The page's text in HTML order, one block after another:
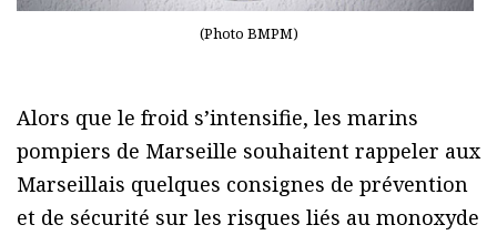
(Photo BMPM)
Alors que le froid s’intensifie, les marins
pompiers de Marseille souhaitent rappeler aux
Marseillais quelques consignes de prévention
et de sécurité sur les risques liés au monoxyde